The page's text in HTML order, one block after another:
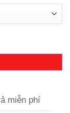
bé số lượng
miễn phí